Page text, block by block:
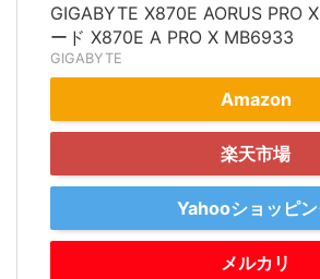
GIGABYTE X870E AORUS PRO
ード X870E A PRO X MB6933
GIGABYTE
Amazon
楽天市場
Yahooショッピ
メルカリ